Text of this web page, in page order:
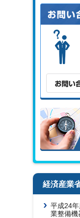
こんな課
っている
お問い合
アクセス
経済産業
平成24
業整備機